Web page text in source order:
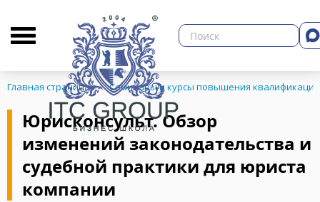
О бизнес-школе Библиотека
Главная страница Семинары и курсы повышения квалификации
Юрисконсульт. Обзор
изменений законодательства и
судебной практики для юриста
компании